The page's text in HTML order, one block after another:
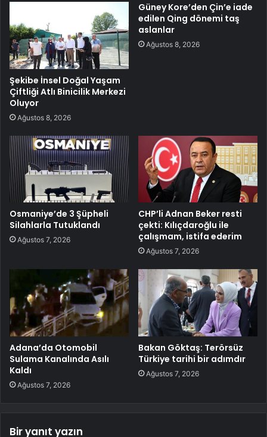
Şekibe İnsel Doğal Yaşam
Çiftliği Atlı Binicilik Merkezi
Oluyor
Ağustos 8, 2026
Güney Kore’den Çin’e iade
edilen Qing dönemi taş
aslanlar
Ağustos 8, 2026
Osmaniye’de 3 Şüpheli
Silahlarla Tutuklandı
Ağustos 7, 2026
CHP’li Adnan Beker resti
çekti: Kılıçdaroğlu ile
çalışmam, istifa ederim
Ağustos 7, 2026
Adana’da Otomobil
Sulama Kanalında Asılı
Kaldı
Ağustos 7, 2026
Bakan Göktaş: Terörsüz
Türkiye tarihi bir adımdır
Ağustos 7, 2026
Bir yanıt yazın